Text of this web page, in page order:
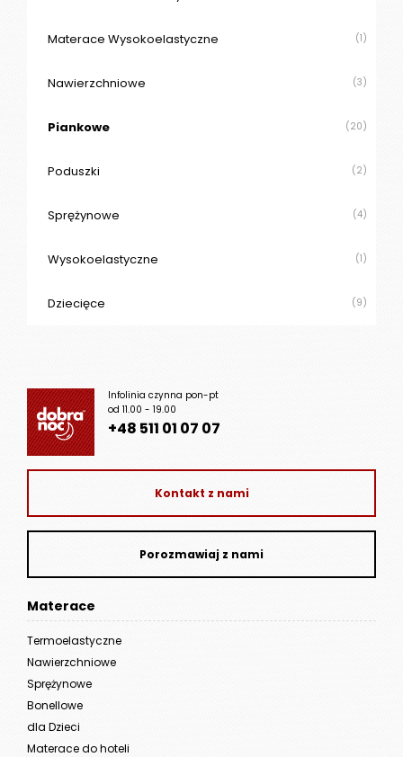
Materace Wysokoelastyczne (1)
Nawierzchniowe (3)
Piankowe (20)
Poduszki (2)
Sprężynowe (4)
Wysokoelastyczne (1)
Dziecięce (9)
Infolinia czynna pon-pt
od 11.00 - 19.00
+48 511 01 07 07
Kontakt z nami
Porozmawiaj z nami
Materace
Termoelastyczne
Nawierzchniowe
Sprężynowe
Bonellowe
dla Dzieci
Materace do hoteli